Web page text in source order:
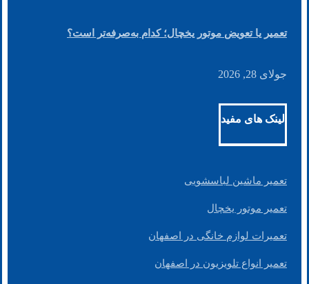
تعمیر یا تعویض موتور یخچال؛ کدام به‌صرفه‌تر است؟
جولای 28, 2026
لینک های مفید
تعمیر ماشین لباسشویی
تعمیر موتور یخچال
تعمیرات لوازم خانگی در اصفهان
تعمیر انواع تلویزیون در اصفهان